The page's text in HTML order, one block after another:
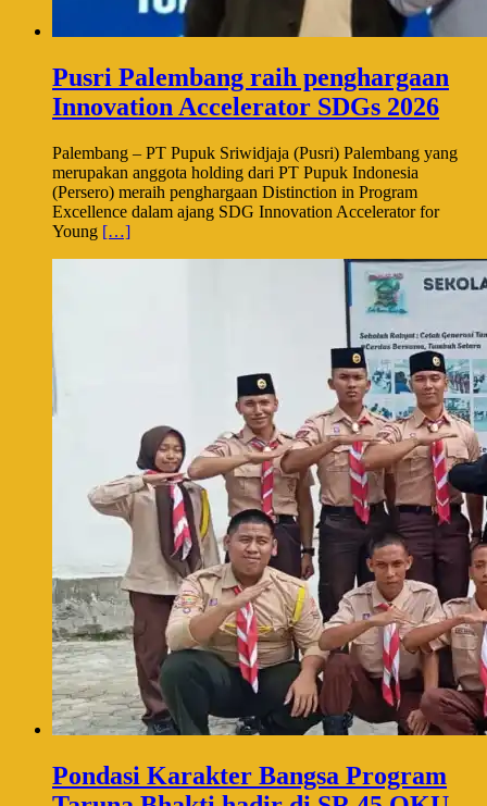
Pusri Palembang raih penghargaan
Innovation Accelerator SDGs 2026
Palembang – PT Pupuk Sriwidjaja (Pusri) Palembang yang
merupakan anggota holding dari PT Pupuk Indonesia
(Persero) meraih penghargaan Distinction in Program
Excellence dalam ajang SDG Innovation Accelerator for
Young […]
Pondasi Karakter Bangsa Program